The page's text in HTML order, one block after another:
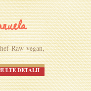
Raw-vegan,
DETALII